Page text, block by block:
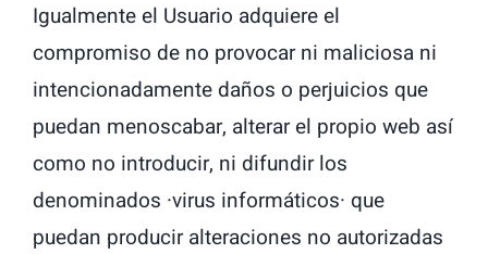
Igualmente el Usuario adquiere el
compromiso de no provocar ni maliciosa ni
intencionadamente daños o perjuicios que
puedan menoscabar, alterar el propio web así
como no introducir, ni difundir los
denominados ·virus informáticos· que
puedan producir alteraciones no autorizadas